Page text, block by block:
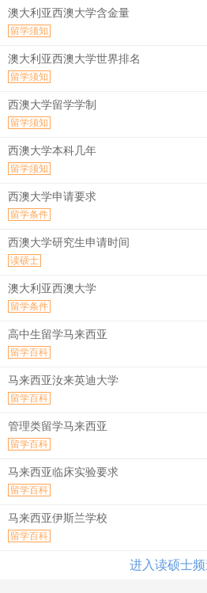
澳大利亚西澳大学含金量
留学须知
澳大利亚西澳大学世界排名
留学须知
西澳大学留学学制
留学须知
西澳大学本科几年
留学须知
西澳大学申请要求
留学条件
西澳大学研究生申请时间
读硕士
澳大利亚西澳大学
留学条件
高中生留学马来西亚
留学百科
马来西亚汝来英迪大学
留学百科
管理类留学马来西亚
留学百科
马来西亚临床实验要求
留学百科
马来西亚伊斯兰学校
留学百科
进入读硕士频